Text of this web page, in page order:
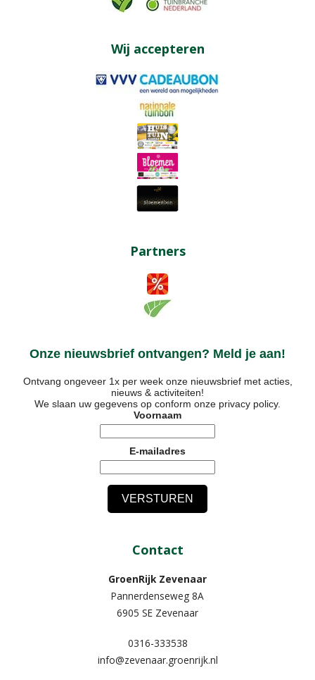
Wij accepteren
Partners
Onze nieuwsbrief ontvangen? Meld je aan!
Ontvang ongeveer 1x per week onze nieuwsbrief met acties,
nieuws & activiteiten!
We slaan uw gegevens op conform onze privacy policy.
Voornaam
E-mailadres
Contact
GroenRijk Zevenaar​
Pannerdenseweg 8A
6905 SE Zevenaar
0316-333538
info@zevenaar.groenrijk.nl